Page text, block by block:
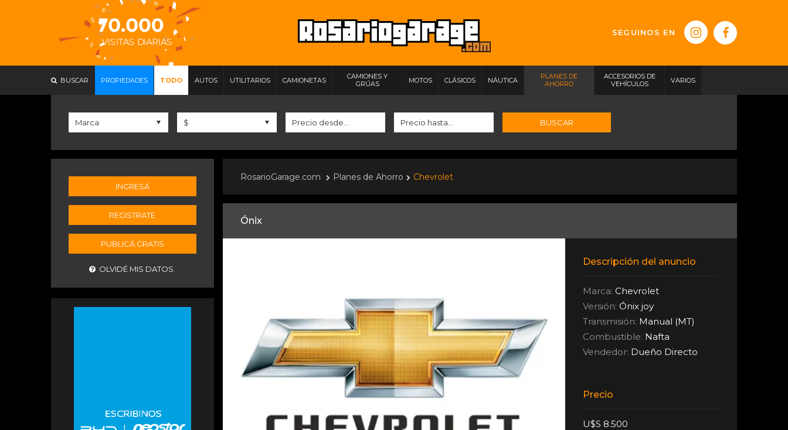
SEGUINOS EN
BUSCAR PROPIEDADES TODO AUTOS UTILITARIOS CAMIONETAS
CAMIONES Y
GRÚAS
MOTOS CLÁSICOS NÁUTICA
PLANES DE
AHORRO
ACCESORIOS DE
VEHÍCULOS
VARIOS
BUSCAR
INGRESÁ
REGISTRATE
PUBLICÁ GRATIS
OLVIDÉ MIS DATOS.
RosarioGarage.com Planes de Ahorro Chevrolet
Ónix
Descripción del anuncio
Marca: Chevrolet
Versión: Ónix joy
Transmisión: Manual (MT)
Combustible: Nafta
Vendedor: Dueño Directo
Precio
U$S 8.500